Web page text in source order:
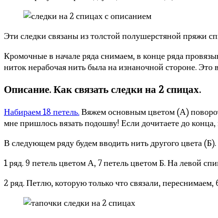
Эти следки связаны из толстой полушерстяной пряжи
Кромочные в начале ряда снимаем, в конце ряда
ниток нерабочая нить была на изнаночной стороне. Это
Описание. Как связать следки на 2 спицах.
Набираем 18 петель.Вяжем основным цветом (А)
мне пришлось вязать подошву! Если дочитаете до конца,
В следующем ряду будем вводить нить другого цвета (Б).
1 ряд. 9 петель цветом А, 7 петель цветом Б. На левой
2 ряд. Петлю, которую только что связали,